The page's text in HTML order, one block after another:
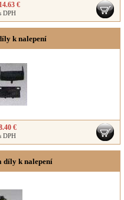
14.63 €
DPH
k nalepení
€
DPH
díly k nalepení